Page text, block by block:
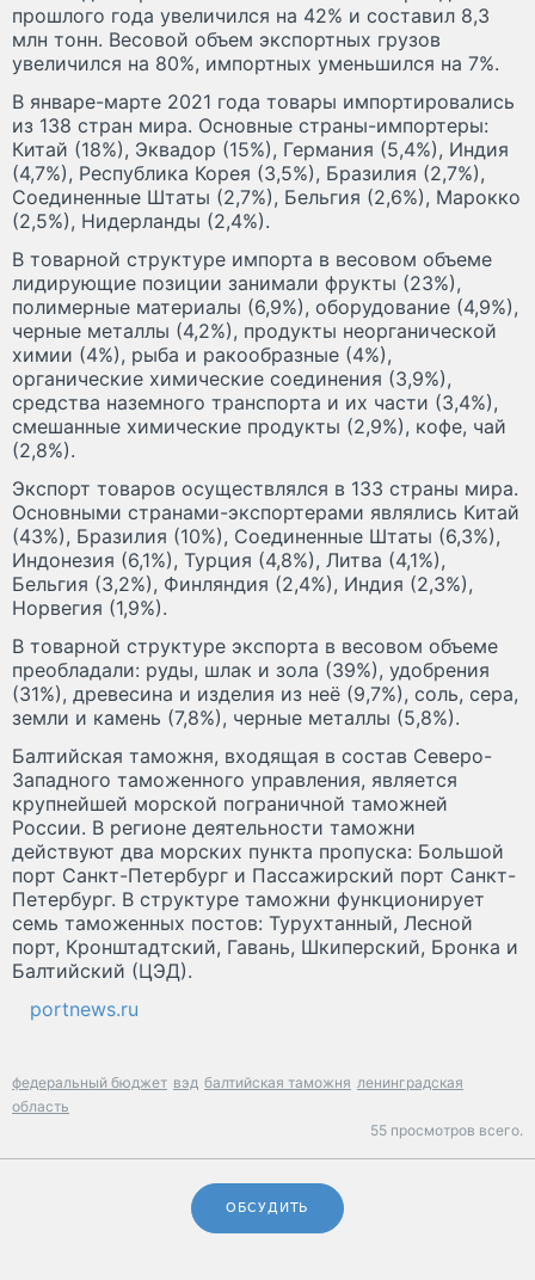
прошлого года увеличился на 42% и составил 8,3
млн тонн. Весовой объем экспортных грузов
увеличился на 80%, импортных уменьшился на 7%.
В январе-марте 2021 года товары импортировались
из 138 стран мира. Основные страны-импортеры:
Китай (18%), Эквадор (15%), Германия (5,4%), Индия
(4,7%), Республика Корея (3,5%), Бразилия (2,7%),
Соединенные Штаты (2,7%), Бельгия (2,6%), Марокко
(2,5%), Нидерланды (2,4%).
В товарной структуре импорта в весовом объеме
лидирующие позиции занимали фрукты (23%),
полимерные материалы (6,9%), оборудование (4,9%),
черные металлы (4,2%), продукты неорганической
химии (4%), рыба и ракообразные (4%),
органические химические соединения (3,9%),
средства наземного транспорта и их части (3,4%),
смешанные химические продукты (2,9%), кофе, чай
(2,8%).
Экспорт товаров осуществлялся в 133 страны мира.
Основными странами-экспортерами являлись Китай
(43%), Бразилия (10%), Соединенные Штаты (6,3%),
Индонезия (6,1%), Турция (4,8%), Литва (4,1%),
Бельгия (3,2%), Финляндия (2,4%), Индия (2,3%),
Норвегия (1,9%).
В товарной структуре экспорта в весовом объеме
преобладали: руды, шлак и зола (39%), удобрения
(31%), древесина и изделия из неё (9,7%), соль, сера,
земли и камень (7,8%), черные металлы (5,8%).
Балтийская таможня, входящая в состав Северо-
Западного таможенного управления, является
крупнейшей морской пограничной таможней
России. В регионе деятельности таможни
действуют два морских пункта пропуска: Большой
порт Санкт-Петербург и Пассажирский порт Санкт-
Петербург. В структуре таможни функционирует
семь таможенных постов: Турухтанный, Лесной
порт, Кронштадтский, Гавань, Шкиперский, Бронка и
Балтийский (ЦЭД).
portnews.ru
федеральный бюджет вэд балтийская таможня ленинградская
область
55 просмотров всего.
ОБСУДИТЬ